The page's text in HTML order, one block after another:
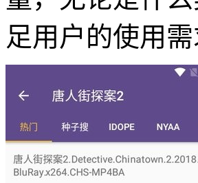
足用户的使用需